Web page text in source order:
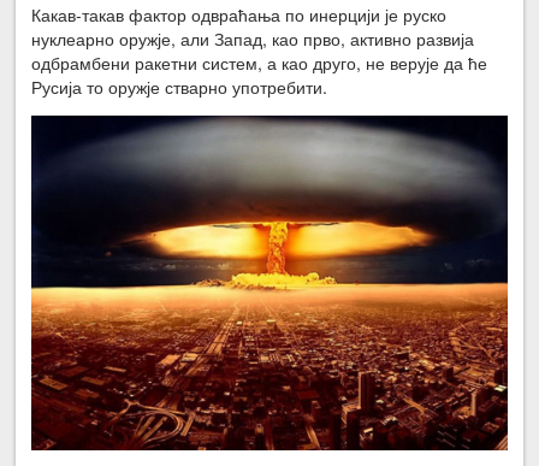
Какав-такав фактор одвраћања по инерцији је руско
нуклеарно оружје, али Запад, као прво, активно развија
одбрамбени ракетни систем, а као друго, не верује да ће
Русија то оружје стварно употребити.